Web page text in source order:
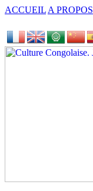
ACCUEIL A PROPOS